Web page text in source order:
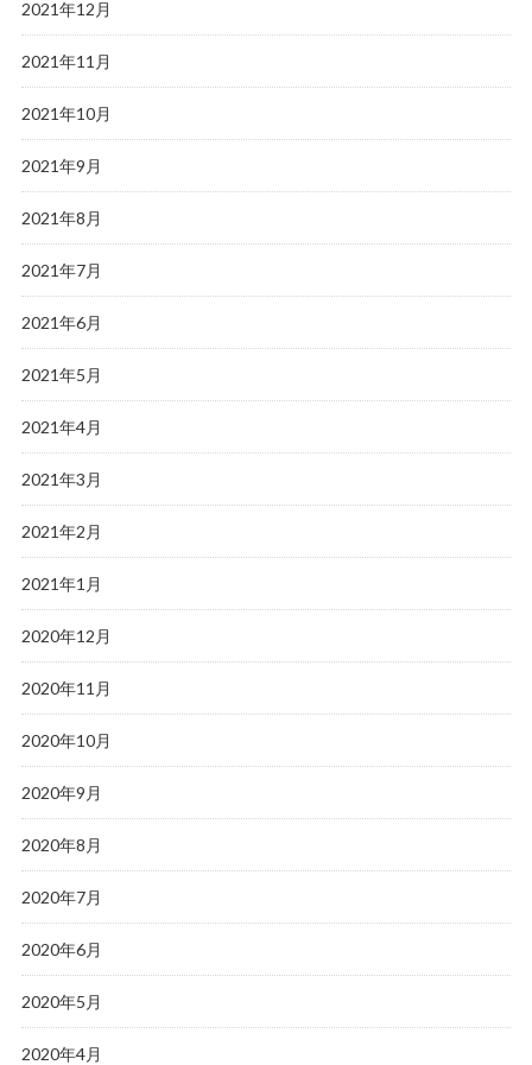
2021年12月
2021年11月
2021年10月
2021年9月
2021年8月
2021年7月
2021年6月
2021年5月
2021年4月
2021年3月
2021年2月
2021年1月
2020年12月
2020年11月
2020年10月
2020年9月
2020年8月
2020年7月
2020年6月
2020年5月
2020年4月